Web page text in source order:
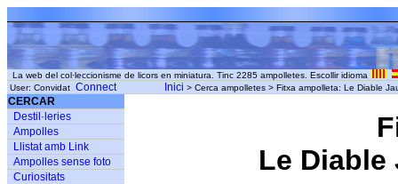
La web del col·leccionisme de licors en miniatura. Tinc 2285 ampolletes. Escollir idioma
User: Convidat Connect Inici > Cerca ampolletes > Fitxa ampolleta: Le Diable
CERCAR
Destil·leries
Ampolles
Llistat amb Link
Ampolles sense foto
Curiositats
Le Diable